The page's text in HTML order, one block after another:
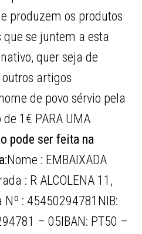
produzem os produtos
se juntem a esta
quer seja de
artigos
de povo sérvio pela
1€ PARA UMA
pode ser feita na
Nome : EMBAIXADA
: R ALCOLENA 11,
Nº : 45450294781NIB:
– 05IBAN: PT50 –